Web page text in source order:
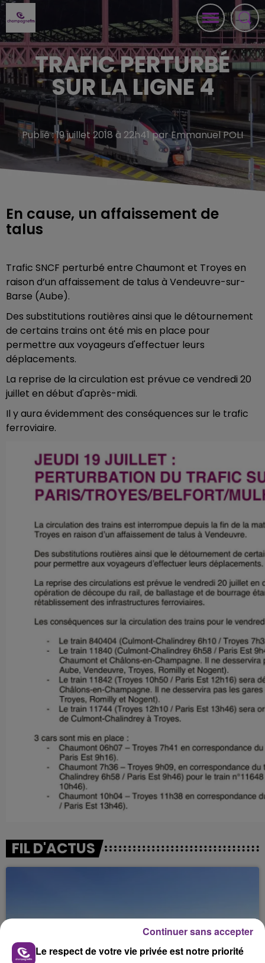
TRAFIC PERTURBÉ
SUR LA LIGNE 4
Publié : 19 juillet 2018 à 22h41 par Emmanuel POLI
En cause, un affaissement de
talus
Trafic SNCF perturbé entre Chaumont et Troyes en
raison d’un affaissement de talus à Vendeuvre-sur-
Barse (Aube).
Des substitutions routières ainsi que le détournement
de certains trains ont été mis en place pour
permettre aux voyageurs d'effectuer leurs
déplacements.
La reprise de la circulation est prévue ce vendredi 20
juillet en début d'après-midi.
Il y aura évidemment des conséquences sur le trafic
ferroviaire.
FIL D'ACTUS
Le respect de votre vie privée est notre priorité
Continuer sans accepter